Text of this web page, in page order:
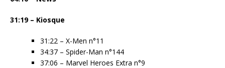
31:19 – Kiosque
31:22 – X-Men n°11
34:37 – Spider-Man n°144
37:06 – Marvel Heroes Extra n°9